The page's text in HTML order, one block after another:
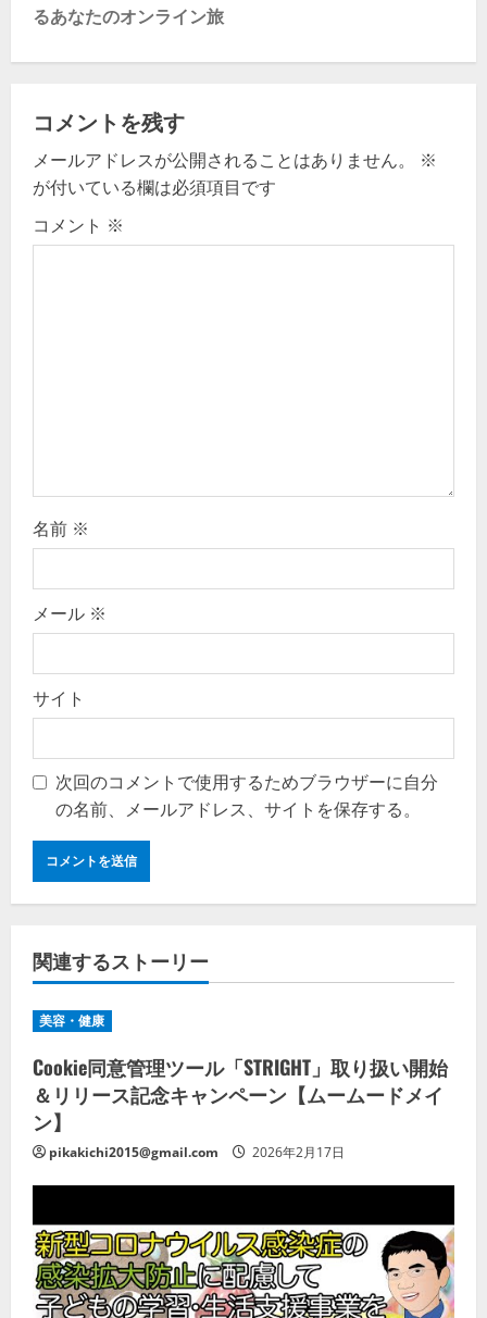
t
n
a
v
i
g
るあなたのオンライン旅
コメントを残す
メールアドレスが公開されることはありません。
※
が付いている欄は必須項目です
コメント ※
名前 ※
メール ※
サイト
次回のコメントで使用するためブラウザーに自分
の名前、メールアドレス、サイトを保存する。
関連するストーリー
美容・健康
Cookie同意管理ツール「STRIGHT」取り扱い開始
＆リリース記念キャンペーン【ムームードメイ
ン】
pikakichi2015@gmail.com 2026年2月17日